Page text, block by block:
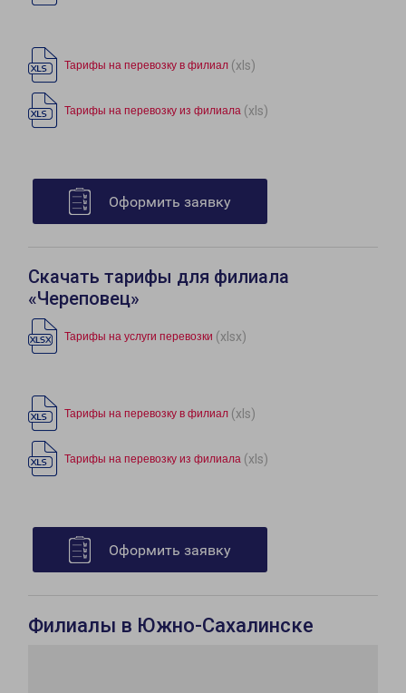
Тарифы на перевозку в филиал (xls)
Тарифы на перевозку из филиала (xls)
Оформить заявку
Скачать тарифы для филиала
«Череповец»
Тарифы на услуги перевозки (xlsx)
Тарифы на перевозку в филиал (xls)
Тарифы на перевозку из филиала (xls)
Оформить заявку
Филиалы в Южно-Сахалинске